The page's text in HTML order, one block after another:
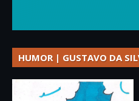
HUMOR | GUSTAVO DA